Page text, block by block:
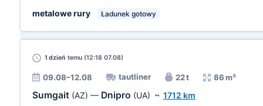
metalowe rury
Ładunek gotowy
1 dzień temu (12:18 07.08)
09.08–12.08 tautliner 22 t 86 m³
Sumgait (AZ) — Dnipro (UA) ~ 1712 km